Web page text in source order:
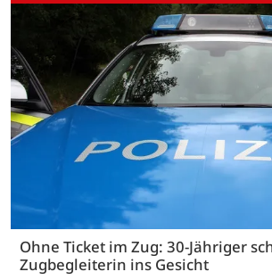
Ohne Ticket im Zug: 30-Jähriger
Zugbegleiterin ins Gesicht